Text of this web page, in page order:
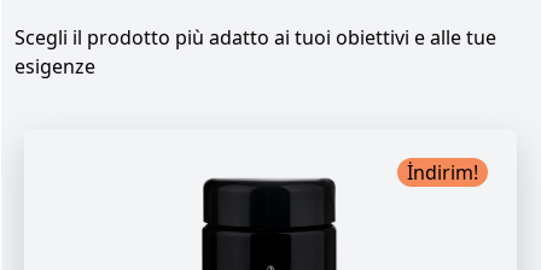
Scegli il prodotto più adatto ai tuoi obiettivi e alle tue
esigenze
İndirim!